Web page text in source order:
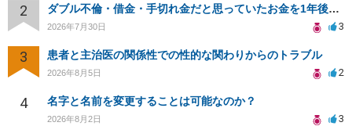
2 ダブル不倫・借金・手切れ金だと思っていたお金を1年後いまさら脅迫罪として通知書が来てまとめて請求
2026年7月30日 3
3 患者と主治医の関係性での性的な関わりからのトラブル
2026年8月5日 2
4 名字と名前を変更することは可能なのか？
2026年8月2日 3